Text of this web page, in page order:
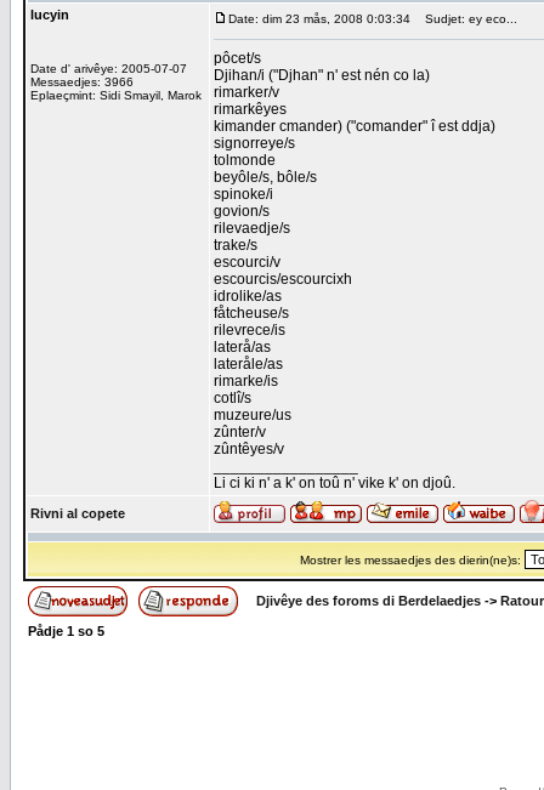
lucyin
Date d' arivêye: 2005-07-07
Messaedjes: 3966
Eplaeçmint: Sidi Smayil, Marok
Date: dim 23 mås, 2008 0:03:34 Sudjet: ey eco...
pôcet/s
Djihan/i ("Djhan" n' est nén co la)
rimarker/v
rimarkêyes
kimander cmander) ("comander" î est ddja)
signorreye/s
tolmonde
beyôle/s, bôle/s
spinoke/i
govion/s
rilevaedje/s
trake/s
escourci/v
escourcis/escourcixh
idrolike/as
fåtcheuse/s
rilevrece/is
laterå/as
lateråle/as
rimarke/is
cotlî/s
muzeure/us
zûnter/v
zûntêyes/v
Li ci ki n' a k' on toû n' vike k' on djoû.
Rivni al copete
Mostrer les messaedjes des dierin(ne)s:
Djivêye des foroms di Berdelaedjes ->
Pådje 1 so 5